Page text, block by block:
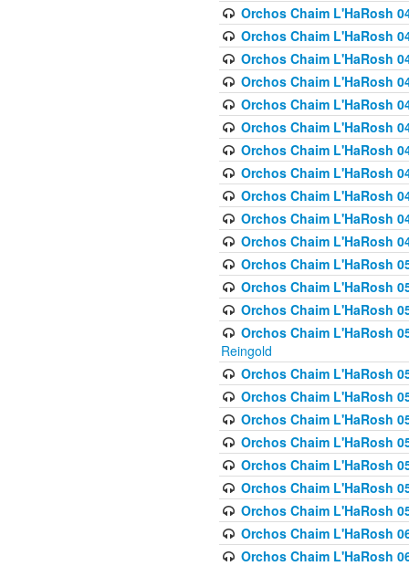
Orchos Chaim L'HaRosh
Orchos Chaim L'HaRosh
Orchos Chaim L'HaRosh
Orchos Chaim L'HaRosh
Orchos Chaim L'HaRosh
Orchos Chaim L'HaRosh
Orchos Chaim L'HaRosh
Orchos Chaim L'HaRosh
Orchos Chaim L'HaRosh
Orchos Chaim L'HaRosh
Orchos Chaim L'HaRosh
Orchos Chaim L'HaRosh
Orchos Chaim L'HaRosh
Orchos Chaim L'HaRosh
Orchos Chaim L'HaRosh
Reingold
Orchos Chaim L'HaRosh
Orchos Chaim L'HaRosh
Orchos Chaim L'HaRosh
Orchos Chaim L'HaRosh
Orchos Chaim L'HaRosh
Orchos Chaim L'HaRosh
Orchos Chaim L'HaRosh
Orchos Chaim L'HaRosh
Orchos Chaim L'HaRosh